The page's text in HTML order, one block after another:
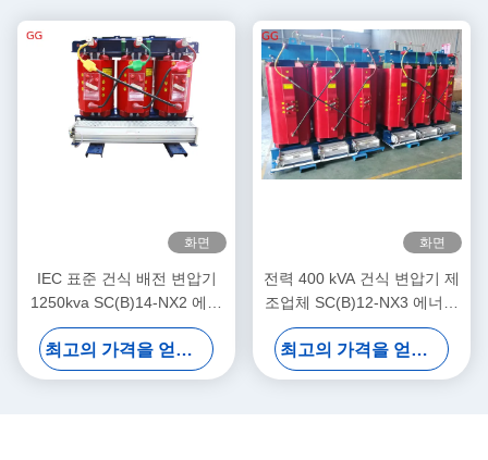
화면
IEC 표준 건식 배전 변압기
1250kva SC(B)14-NX2 에너
지 효율 레벨 2
최고의 가격을 얻으십시오
화면
전력 400 kVA 건식 변압기 제
조업체 SC(B)12-NX3 에너지
효율 등급 3
최고의 가격을 얻으십시오